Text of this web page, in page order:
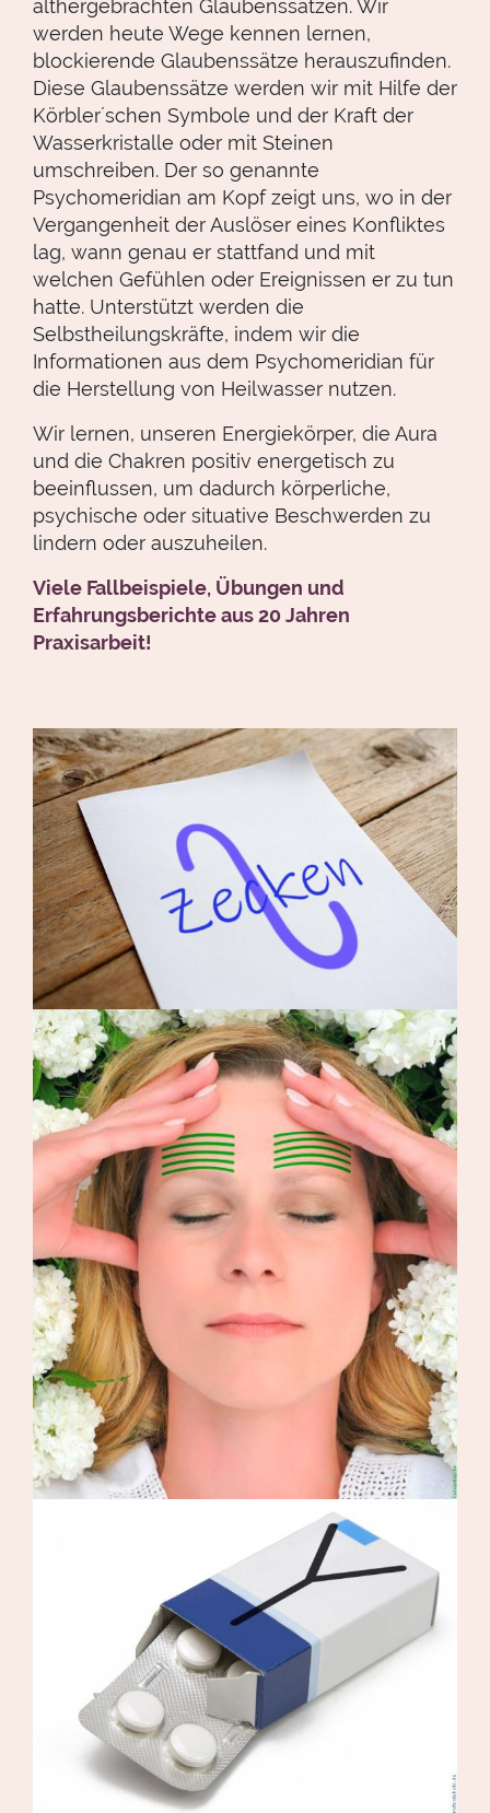
althergebrachten Glaubenssätzen. Wir
werden heute Wege kennen lernen,
blockierende Glaubenssätze herauszufinden.
Diese Glaubenssätze werden wir mit Hilfe der
Körbler´schen Symbole und der Kraft der
Wasserkristalle oder mit Steinen
umschreiben. Der so genannte
Psychomeridian am Kopf zeigt uns, wo in der
Vergangenheit der Auslöser eines Konfliktes
lag, wann genau er stattfand und mit
welchen Gefühlen oder Ereignissen er zu tun
hatte. Unterstützt werden die
Selbstheilungskräfte, indem wir die
Informationen aus dem Psychomeridian für
die Herstellung von Heilwasser nutzen.
Wir lernen, unseren Energiekörper, die Aura
und die Chakren positiv energetisch zu
beeinflussen, um dadurch körperliche,
psychische oder situative Beschwerden zu
lindern oder auszuheilen.
Viele Fallbeispiele, Übungen und
Erfahrungsberichte aus 20 Jahren
Praxisarbeit!